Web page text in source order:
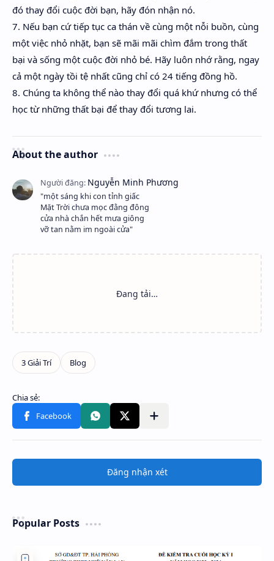
đó thay đổi cuộc đời bạn, hãy đón nhận nó.
7. Nếu bạn cứ tiếp tục ca thán về cùng một nỗi buồn, cùng
một việc nhỏ nhặt, bạn sẽ mãi mãi chìm đắm trong thất
bại và sống một cuộc đời nhỏ bé. Hãy luôn nhớ rằng, ngay
cả một ngày tồi tệ nhất cũng chỉ có 24 tiếng đồng hồ.
8. Chúng ta không thể nào thay đổi quá khứ nhưng có thể
học từ những thất bại để thay đổi tương lai.
About the author
"một sáng khi con tỉnh giấc
Mặt Trời chưa mọc đằng đông
cửa nhà chắn hết mưa giông
vỡ tan nằm im ngoài cửa"
Đăng nhận xét
Popular Posts